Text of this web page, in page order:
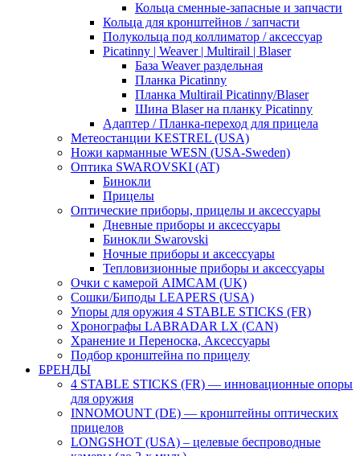
Кольца сменные-запасные и запчасти
Кольца для кронштейнов / запчасти
Полукольца под коллиматор / аксессуар
Picatinny | Weaver | Multirail | Blaser
База Weaver раздельная
Планка Picatinny
Планка Multirail Picatinny/Blaser
Шина Blaser на планку Picatinny
Адаптер / Планка-переход для прицела
Метеостанции KESTREL (USA)
Ножи карманные WESN (USA-Sweden)
Оптика SWAROVSKI (AT)
Бинокли
Прицелы
Оптические приборы, прицелы и аксессуары
Дневные приборы и аксессуары
Бинокли Swarovski
Ночные приборы и аксессуары
Тепловизионные приборы и аксессуары
Очки с камерой AIMCAM (UK)
Сошки/Биподы LEAPERS (USA)
Упоры для оружия 4 STABLE STICKS (FR)
Хронографы LABRADAR LX (CAN)
Хранение и Переноска, Аксессуары
Подбор кронштейна по прицелу
БРЕНДЫ
4 STABLE STICKS (FR) — инновационные опоры
для оружия
INNOMOUNT (DE) — кронштейны оптических
прицелов
LONGSHOT (USA) – целевые беспроводные